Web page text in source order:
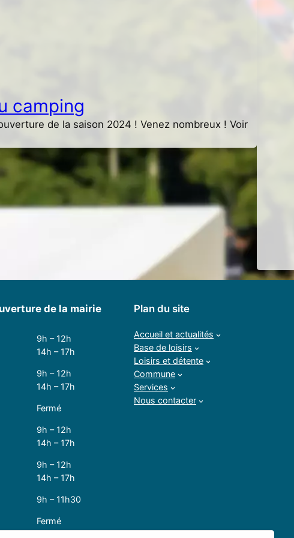
camping
de la saison 2024 ! Venez nombreux ! Voir
de la mairie
9h – 12h
14h – 17h
9h – 12h
14h – 17h
Fermé
9h – 12h
14h – 17h
9h – 12h
14h – 17h
9h – 11h30
Fermé
Plan du site
Accueil et actualités
Base de loisirs
Loisirs et détente
Commune
Services
Nous contacter